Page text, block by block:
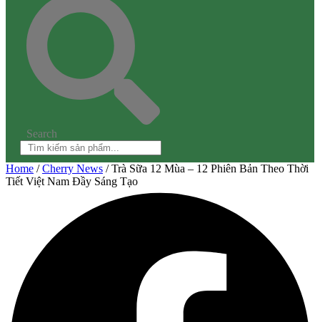
Search
Home /Cherry News / Trà Sữa 12 Mùa – 12 Phiên Bản Theo Thời
Tiết Việt Nam Đầy Sáng Tạo